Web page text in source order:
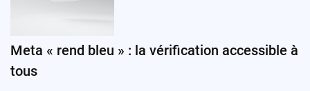
Meta « rend bleu » : la vérification accessible à
tous